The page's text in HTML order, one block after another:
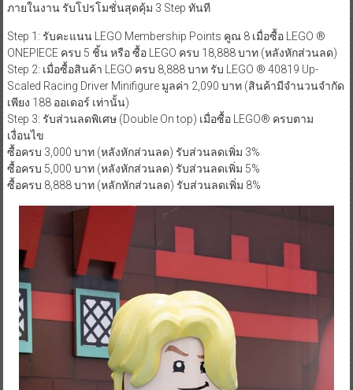
ภายในงาน รับโปรโมชั่นสุดคุ้ม 3 Step ทันที
Step 1: รับคะแนน LEGO Membership Points คูณ 8 เมื่อซื้อ LEGO ®
ONEPIECE ครบ 5 ชิ้น หรือ ซื้อ LEGO ครบ 18,888 บาท (หลังหักส่วนลด)
Step 2: เมื่อซื้อสินค้า LEGO ครบ 8,888 บาท รับ LEGO ® 40819 Up-
Scaled Racing Driver Minifigure มูลค่า 2,090 บาท (สินค้ามีจำนวนจำกัด
เพียง 188 ออเดอร์ เท่านั้น)
Step 3: รับส่วนลดพิเศษ (Double On top) เมื่อซื้อ LEGO® ครบตาม
เงื่อนไข
ซื้อครบ 3,000 บาท (หลังหักส่วนลด) รับส่วนลดเพิ่ม 3%
ซื้อครบ 5,000 บาท (หลังหักส่วนลด) รับส่วนลดเพิ่ม 5%
ซื้อครบ 8,888 บาท (หลักหักส่วนลด) รับส่วนลดเพิ่ม 8%